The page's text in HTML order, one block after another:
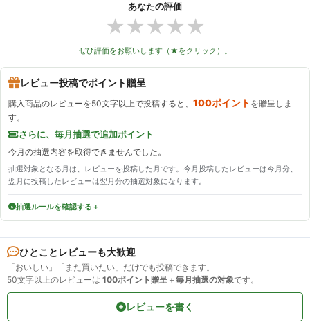
あなたの評価
★★★★★
ぜひ評価をお願いします（★をクリック）。
レビュー投稿でポイント贈呈
購入商品のレビューを50文字以上で投稿すると、 100ポイント を贈呈しま
す。
さらに、毎月抽選で追加ポイント
今月の抽選内容を取得できませんでした。
抽選対象となる月は、レビューを投稿した月です。今月投稿したレビューは今月分、
翌月に投稿したレビューは翌月分の抽選対象になります。
抽選ルールを確認する
ひとことレビューも大歓迎
「おいしい」「また買いたい」だけでも投稿できます。
50文字以上のレビューは 100ポイント贈呈 ＋ 毎月抽選の対象です。
レビューを書く